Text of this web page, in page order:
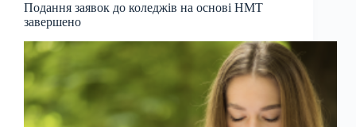
Подання заявок до коледжів на основі НМТ
завершено